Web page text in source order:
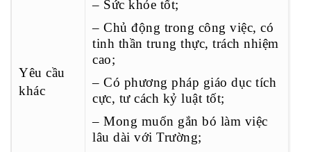
Yêu cầu
khác
– Sức khỏe tốt;
– Chủ động trong công việc, có
tinh thần trung thực, trách nhiệm
cao;
– Có phương pháp giáo dục tích
cực, tư cách kỷ luật tốt;
– Mong muốn gắn bó làm việc
lâu dài với Trường;